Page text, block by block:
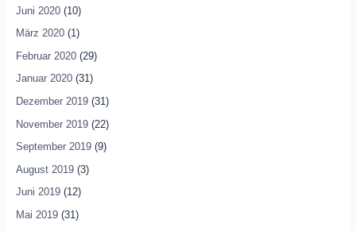
Juni 2020(10)
März 2020(1)
Februar 2020(29)
Januar 2020(31)
Dezember 2019(31)
November 2019(22)
September 2019(9)
August 2019(3)
Juni 2019(12)
Mai 2019(31)